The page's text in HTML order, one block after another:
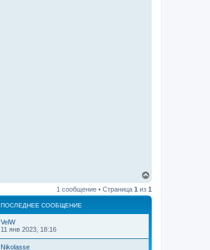
р
н
1 сообщение • Страница 1 из 1
ПОСЛЕДНЕЕ СООБЩЕНИЕ
VelW
11 янв 2023, 18:16
Nikolasse